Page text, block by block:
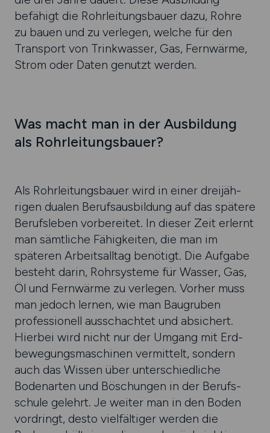
befähigt die Rohr­leitungs­bauer dazu, Rohre
zu bauen und zu ver­legen, welche für den
Trans­port von Trink­wasser, Gas, Fern­wärme,
Strom oder Daten genutzt werden.
Was macht man in der Aus­bildung
als Rohr­leitungs­bauer?
Als Rohrleitungsbauer wird in einer drei­jäh­
rigen dualen Berufs­aus­bildung auf das spätere
Berufs­leben vorbe­reitet. In dieser Zeit erlernt
man sämt­liche Fähig­keiten, die man im
späteren Arbeits­all­tag benötigt. Die Auf­gabe
besteht darin, Rohr­systeme für Wasser, Gas,
Öl und Fern­wärme zu ver­legen. Vor­her muss
man jedoch lernen, wie man Bau­gruben
profes­sionell ausschach­tet und absi­chert.
Hier­bei wird nicht nur der Umgang mit Erd­
bewegungs­maschinen ver­mittelt, sondern
auch das Wissen über unter­schied­liche
Bodena­rten und Böschungen in der Berufs­
schule gelehrt. Je weiter man in den Boden
vor­dringt, desto viel­fältiger werden die